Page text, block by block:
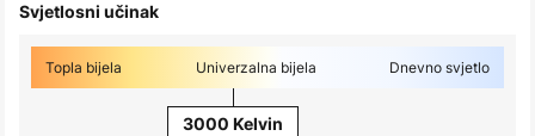
Svjetlosni učinak
Topla bijela Univerzalna bijela Dnevno svjetlo
3000 Kelvin